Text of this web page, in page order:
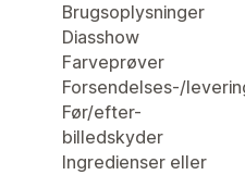
Brugsoplysninger
Diasshow
Farveprøver
Forsendelses-/
Før/efter-
billedskyder
Ingredienser eller